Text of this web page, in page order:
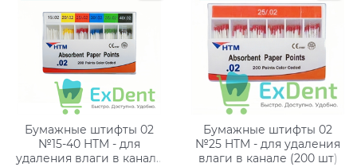
Бумажные штифты 02
№15-40 HTM - для
удаления влаги в канале
Бумажные штифты 02
№25 HTM - для удаления
влаги в канале (200 шт)